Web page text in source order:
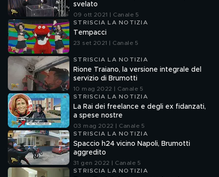
svelato
09 ott 2021 | Canale 5
STRISCIA LA NOTIZIA
Tempacci
23 set 2021 | Canale 5
STRISCIA LA NOTIZIA
Rione Traiano, la versione integrale del
servizio di Brumotti
10 mag 2022 | Canale 5
STRISCIA LA NOTIZIA
La Rai dei freelance e degli ex fidanzati,
a spese nostre
03 mag 2022 | Canale 5
STRISCIA LA NOTIZIA
Spaccio h24 vicino Napoli, Brumotti
aggredito
31 gen 2022 | Canale 5
STRISCIA LA NOTIZIA